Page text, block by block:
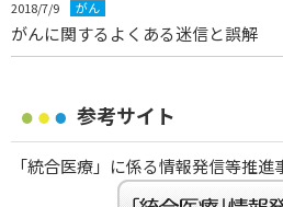
2018/7/9 がん
がんに関するよくある迷信と誤解
参考サイト
「統合医療」に係る情報発信等推進